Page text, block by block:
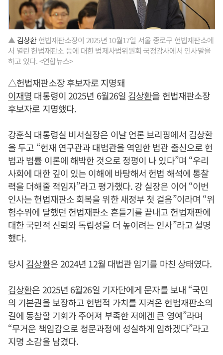
▲ 김상환헌법재판소장이 2025년 10월17일 서울 종로구 헌법재판소에
서 열린 헌법재판소 등에 대한 법제사법위원회 국정감사에서 인사말을
하고 있다. <연합뉴스>
△헌법재판소장 후보자로 지명돼
이재명 대통령이 2025년 6월26일 김상환을 헌법재판소장
후보자로 지명했다.
강훈식 대통령실 비서실장은 이날 언론 브리핑에서 김상환
을 두고 “헌재 연구관과 대법관을 역임한 법관 출신으로 헌
법과 법률 이론에 해박한 것으로 정평이 나 있다”며 “우리
사회에 대한 깊이 있는 이해에 바탕해서 헌법 해석에 통찰
력을 더해줄 적임자”라고 평가했다. 강 실장은 이어 “이번
인사는 헌법재판소 회복을 위한 새정부 첫 걸음”이라며 “위
험수위에 달했던 헌법재판소 흔들기를 끝내고 헌법재판에
대한 국민적 신뢰와 독립성을 더 높이려는 인사”라고 설명
했다.
당시 김상환은 2024년 12월 대법관 임기를 마친 상태였다.
김상환은 2025년 6월26일 기자단에게 문자를 보내 “국민
의 기본권을 보장하고 헌법적 가치를 지켜온 헌법재판소의
길에 동참할 기회가 주어져 부족한 저에겐 큰 영예”라며
“무거운 책임감으로 청문과정에 성실하게 임하겠다”라고
지명 소감을 남겼다.